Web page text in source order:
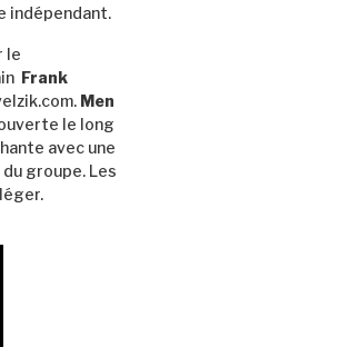
indépendant.
le
Frank
Men
le long
avec une
groupe. Les